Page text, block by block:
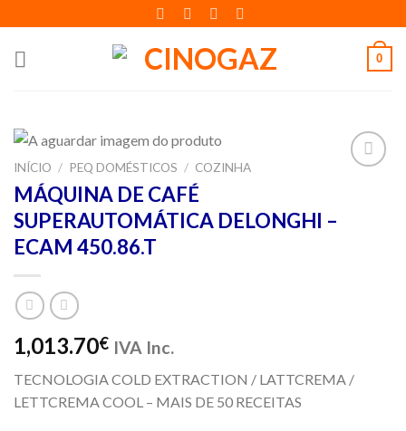
to
content
0
INÍCIO / PEQ DOMÉSTICOS / COZINHA
MÁQUINA DE CAFÉ
SUPERAUTOMÁTICA DELONGHI –
ECAM 450.86.T
1,013.70€ IVA Inc.
TECNOLOGIA COLD EXTRACTION / LATTCREMA /
LETTCREMA COOL – MAIS DE 50 RECEITAS